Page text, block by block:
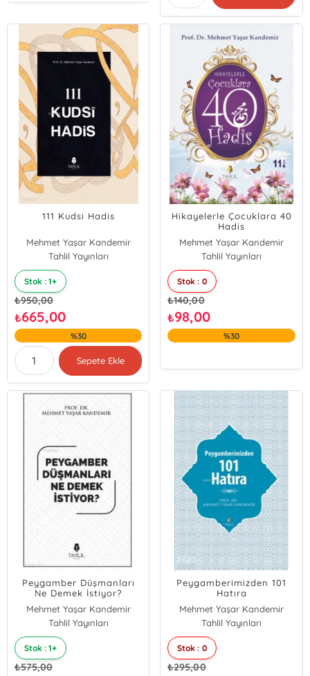
111 Kudsi Hadis
Mehmet Yaşar Kandemir
Tahlil Yayınları
Stok : 1+
₺950,00
₺665,00
%30
Sepete Ekle
Hikayelerle Çocuklara 40
Hadis
Mehmet Yaşar Kandemir
Tahlil Yayınları
Stok : 0
₺140,00
₺98,00
%30
Peygamber Düşmanları
Ne Demek İstiyor?
Mehmet Yaşar Kandemir
Tahlil Yayınları
Stok : 1+
₺575,00
Peygamberimizden 101
Hatıra
Mehmet Yaşar Kandemir
Tahlil Yayınları
Stok : 0
₺295,00